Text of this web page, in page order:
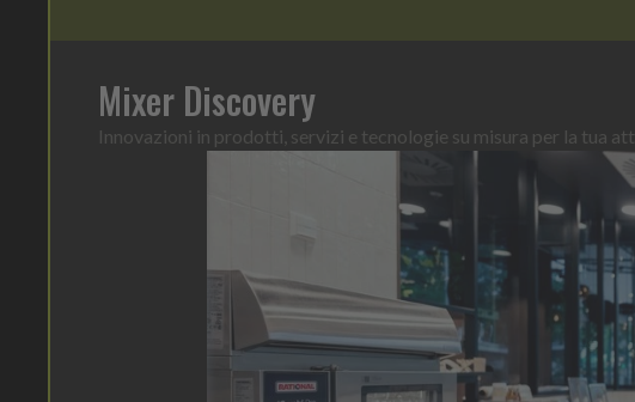
Mixer Discovery
Innovazioni in prodotti, servizi e tecnologie su misura per la tua